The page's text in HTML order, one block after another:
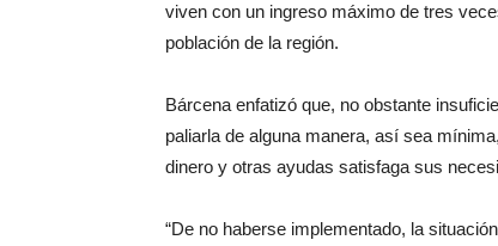
viven con un ingreso máximo de tres
población de la región.
Bárcena enfatizó que, no obstante
paliarla de alguna manera, así sea
dinero y otras ayudas satisfaga sus
“De no haberse implementado, la